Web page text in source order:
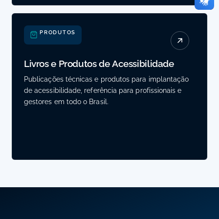
PRODUTOS
Livros e Produtos de Acessibilidade
Publicações técnicas e produtos para implantação
de acessibilidade, referência para profissionais e
gestores em todo o Brasil.